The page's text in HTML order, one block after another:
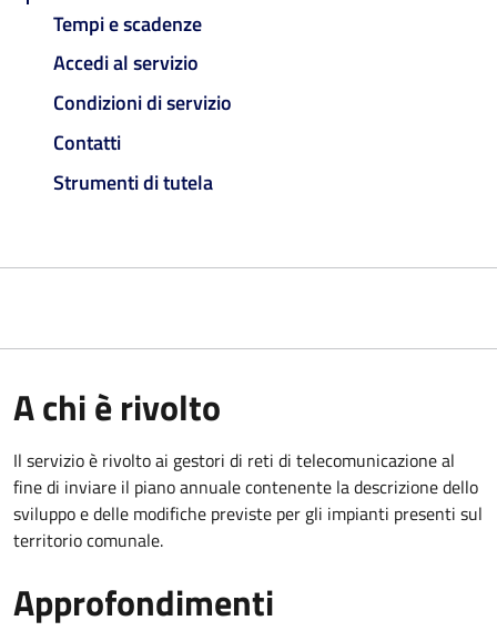
Tempi e scadenze
Accedi al servizio
Condizioni di servizio
Contatti
Strumenti di tutela
A chi è rivolto
Il servizio è rivolto ai gestori di reti di telecomunicazione al
fine di inviare il piano annuale contenente la descrizione dello
sviluppo e delle modifiche previste per gli impianti presenti sul
territorio comunale.
Approfondimenti